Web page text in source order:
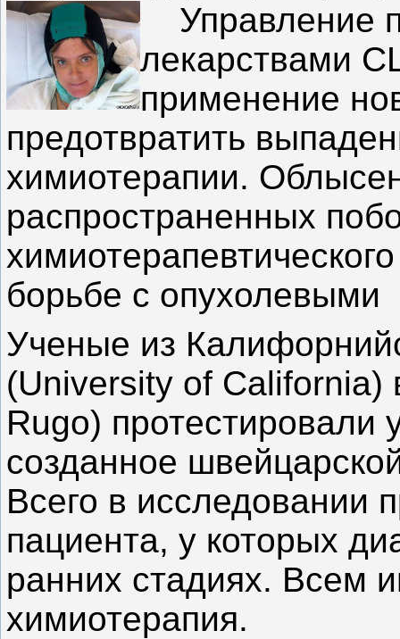
Управление
лекарствами
применение
предотвратить
химиотерапии.
распространенных
борьбе с опухолевыми
Ученые из
(University of California)
Rugo) протестировали
созданное
Всего в исследовании
пациента, у которых
ранних стадиях. Всем
химиотерапия.